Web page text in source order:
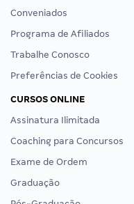
Conveniados
Programa de Afiliados
Trabalhe Conosco
Preferências de Cookies
CURSOS ONLINE
Assinatura Ilimitada
Coaching para Concursos
Exame de Ordem
Graduação